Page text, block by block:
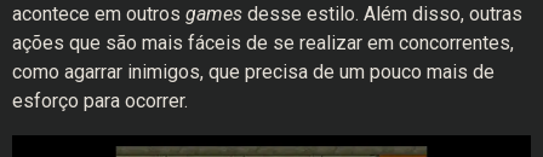
acontece em outros games desse estilo. Além disso, outras
ações que são mais fáceis de se realizar em concorrentes,
como agarrar inimigos, que precisa de um pouco mais de
esforço para ocorrer.